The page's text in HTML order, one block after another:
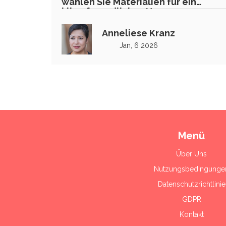
klimafreundliches Haus
Anneliese Kranz
Jan, 6 2026
Menü
Über Uns
Datenschutzrichtlinie
GDPR
Kontakt